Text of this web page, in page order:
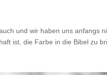
und wir haben uns anfangs
ist, die Farbe in die Bibel zu